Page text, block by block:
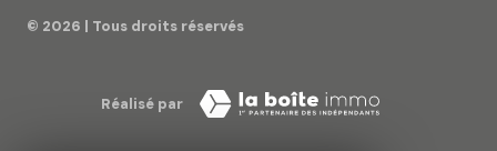
© 2026 | Tous droits réservés
Réalisé par